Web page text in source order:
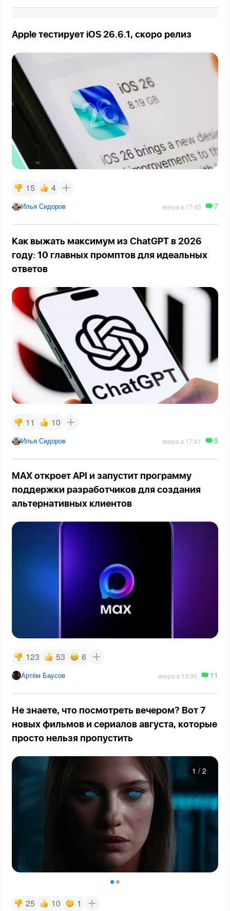
Apple тестирует iOS 26.6.1, скоро релиз
15 4
Илья Сидоров вчера в 17:45 7
Как выжать максимум из ChatGPT в 2026
году: 10 главных промптов для идеальных
ответов
11 10
Илья Сидоров вчера в 17:41 5
MAX откроет API и запустит программу
поддержки разработчиков для создания
альтернативных клиентов
123 53 6
Артём Баусов вчера в 13:00 11
Не знаете, что посмотреть вечером? Вот 7
новых фильмов и сериалов августа, которые
просто нельзя пропустить
1 / 2
25 10 1